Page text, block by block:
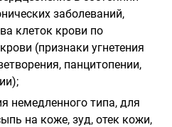
заболеваний,
клеток крови по
(признаки угнетения
панцитопении,
немедленного типа, для
на коже, зуд, отек кожи,